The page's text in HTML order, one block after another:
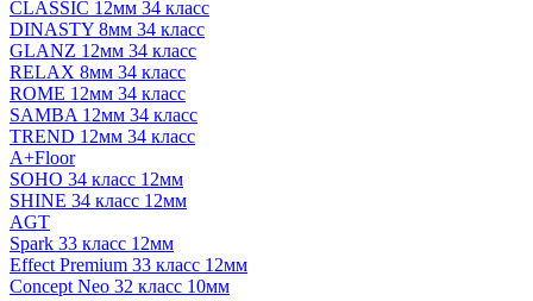
CLASSIC 12мм 34 класс
DINASTY 8мм 34 класс
GLANZ 12мм 34 класс
RELAX 8мм 34 класс
ROME 12мм 34 класс
SAMBA 12мм 34 класс
TREND 12мм 34 класс
A+Floor
SOHO 34 класс 12мм
SHINE 34 класс 12мм
AGT
Spark 33 класс 12мм
Effect Premium 33 класс 12мм
Concept Neo 32 класс 10мм